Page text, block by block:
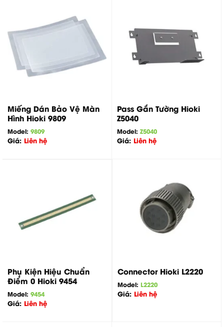
Miếng Dán Bảo Vệ Màn
Hình Hioki 9809
Model: 9809
Giá: Liên hệ
Pass Gắn Tường Hioki
Z5040
Model: Z5040
Giá: Liên hệ
Phụ Kiện Hiệu Chuẩn
Điểm 0 Hioki 9454
Model: 9454
Giá: Liên hệ
Connector Hioki L2220
Model: L2220
Giá: Liên hệ